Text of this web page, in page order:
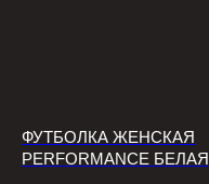
ФУТБОЛКА ЖЕНСКАЯ
PERFORMANCE БЕЛАЯ